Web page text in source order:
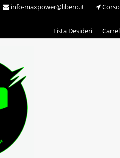
info-maxpower@libero.it
Corso
Lista Desideri